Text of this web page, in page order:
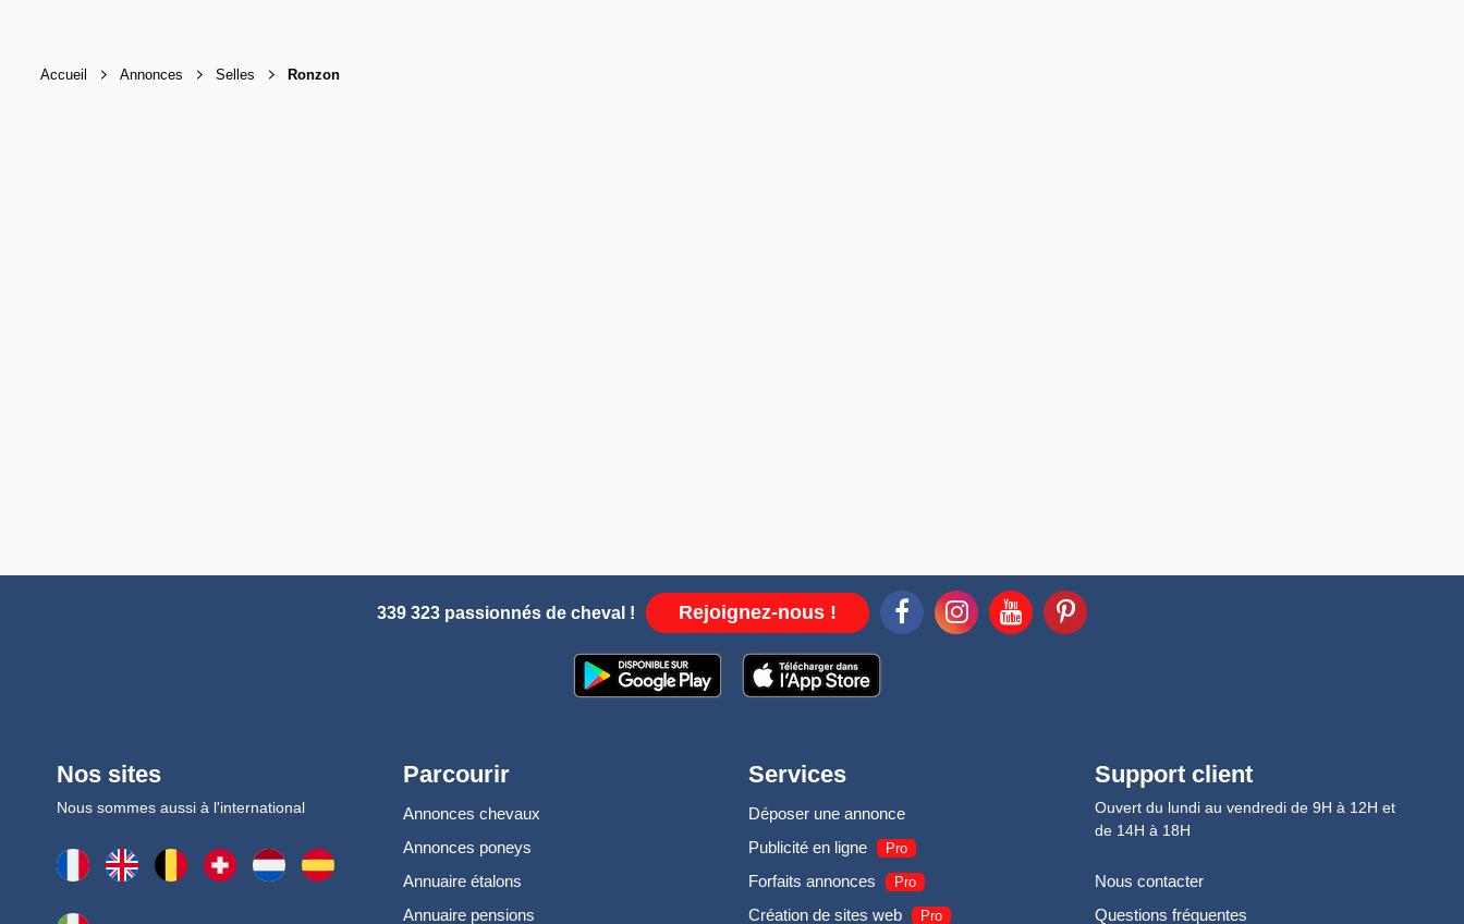
Accueil Annonces Selles Ronzon
339 323 passionnés de cheval ! Rejoignez-nous !
Nos sites
Nous sommes aussi à l'international
Parcourir
Annonces chevaux
Annonces poneys
Annuaire étalons
Annuaire pensions
Services
Déposer une annonce
Publicité en ligne
Pro
Forfaits annonces Pro
Création de sites web Pro
Support client
Ouvert du lundi au vendredi de 9H à 12H et
de 14H à 18H
Nous contacter
Questions fréquentes